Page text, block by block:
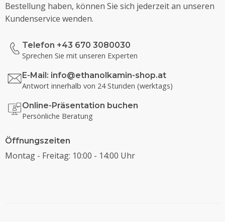
Bestellung haben, können Sie sich jederzeit an unseren
Kundenservice wenden.
Telefon +43 670 3080030
Sprechen Sie mit unseren Experten
E-Mail: info@ethanolkamin-shop.at
Antwort innerhalb von 24 Stunden (werktags)
Online-Präsentation buchen
Persönliche Beratung
Öffnungszeiten
Montag - Freitag: 10:00 - 14:00 Uhr